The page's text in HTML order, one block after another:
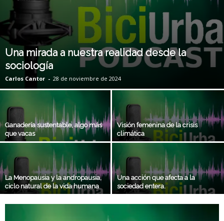
Una mirada a nuestra realidad desde la
sociología
Carlos Cantor - 28 de noviembre de 2024
Ganadería sustentable, algo más
que vacas
Visión femenina de la crisis
climática
La Menopausia y la andropausia,
ciclo natural de la vida humana
Una acción que afecta a la
sociedad entera.